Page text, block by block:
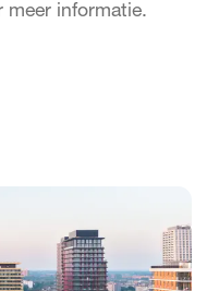
meer informatie.